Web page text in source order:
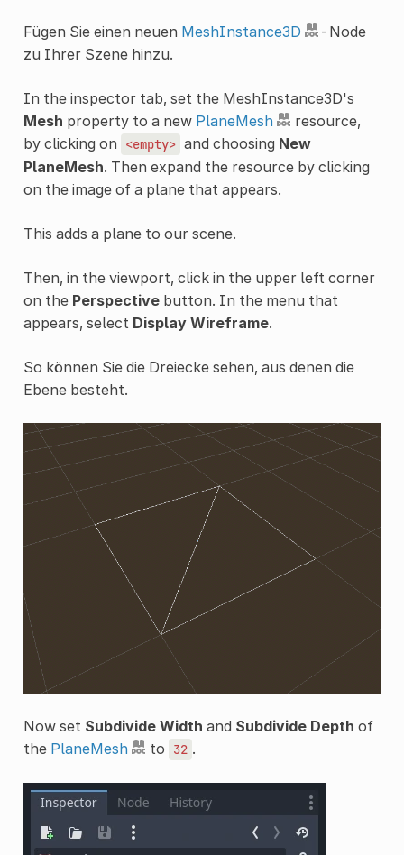
Fügen Sie einen neuen MeshInstance3D
-Node
zu Ihrer Szene hinzu.
In the inspector tab, set the MeshInstance3D's
Mesh property to a new PlaneMesh
resource,
by clicking on
<empty> and choosing New
PlaneMesh. Then expand the resource by clicking
on the image of a plane that appears.
This adds a plane to our scene.
Then, in the viewport, click in the upper left corner
on the Perspectivebutton. In the menu that
appears, select Display Wireframe.
So können Sie die Dreiecke sehen, aus denen die
Ebene besteht.
Now set Subdivide Width and Subdivide Depth of
the PlaneMesh to 32 .